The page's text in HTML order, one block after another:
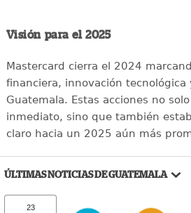
Visión para el 2025
Mastercard cierra el 2024
financiera, innovación tecnológica
Guatemala. Estas acciones no
inmediato, sino que también
claro hacia un 2025 aún más
ÚLTIMAS NOTICIAS DE GUATEMALA
23